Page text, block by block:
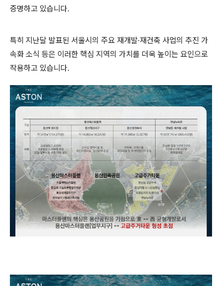
증명하고 있습니다.
특히 지난달 발표된 서울시의 주요 재개발·재건축 사업의 추진 가
속화 소식 등은 이러한 핵심 지역의 가치를 더욱 높이는 요인으로
작용하고 있습니다.